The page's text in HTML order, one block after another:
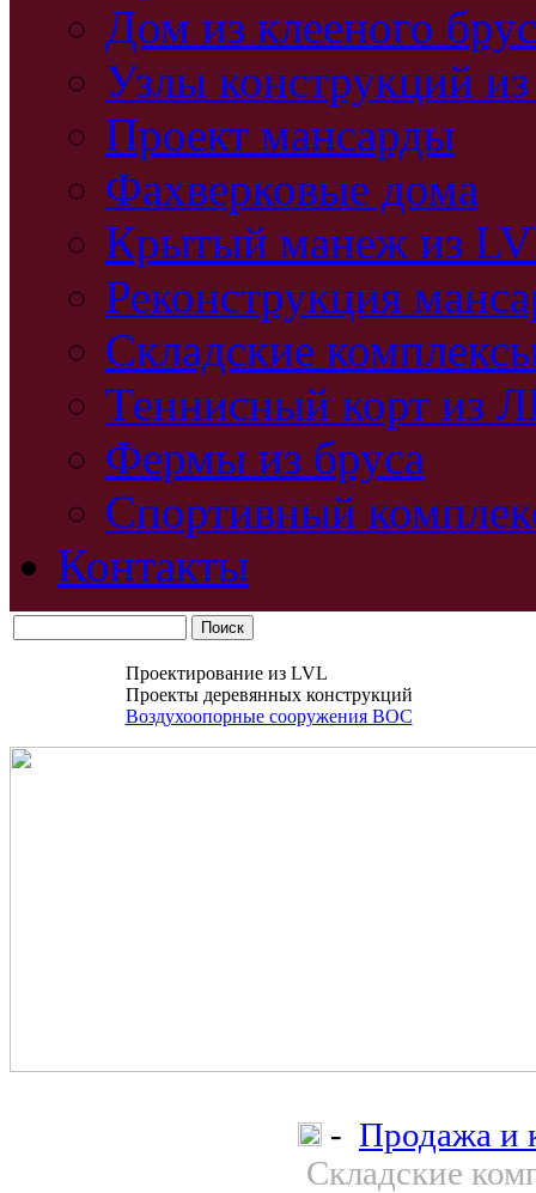
Дом из клееного
Узлы конструкций
Проект мансарды
Фахверковые дома
Крытый манеж из
Реконструкция
Складские
Теннисный корт из
Фермы из бруса
Спортивный
Контакты
Проектирование из LVL
Проекты деревянных конструкций
Воздухоопорные сооружения ВОС
- Продажа и
Складские